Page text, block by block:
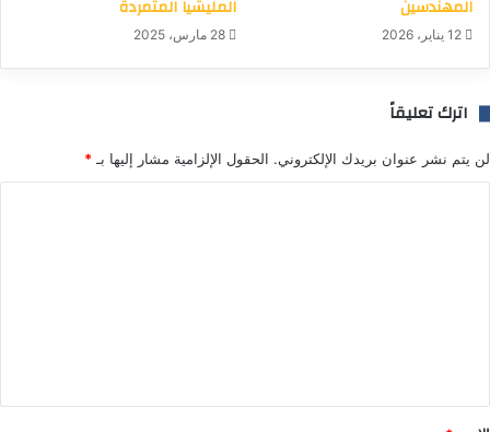
المهندسين
12 يناير، 2026
المليشيا المتمردة
28 مارس، 2025
اترك تعليقاً
لن يتم نشر عنوان بريدك الإلكتروني. الحقول الإلزامية مشار إليها بـ*
*